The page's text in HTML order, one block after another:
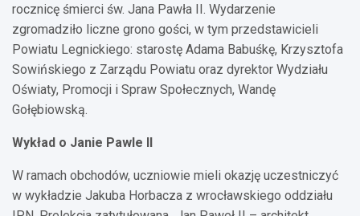
rocznicę śmierci św. Jana Pawła II. Wydarzenie
zgromadziło liczne grono gości, w tym przedstawicieli
Powiatu Legnickiego: starostę Adama Babuśkę, Krzysztofa
Sowińskiego z Zarządu Powiatu oraz dyrektor Wydziału
Oświaty, Promocji i Spraw Społecznych, Wandę
Gołębiowską.
Wykład o Janie Pawle II
W ramach obchodów, uczniowie mieli okazję uczestniczyć
w wykładzie Jakuba Horbacza z wrocławskiego oddziału